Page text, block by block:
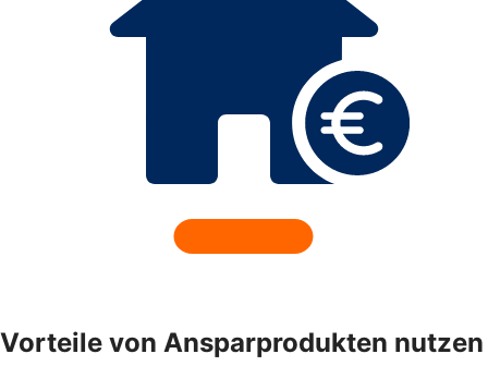
Vorteile von Ansparprodukten nutzen